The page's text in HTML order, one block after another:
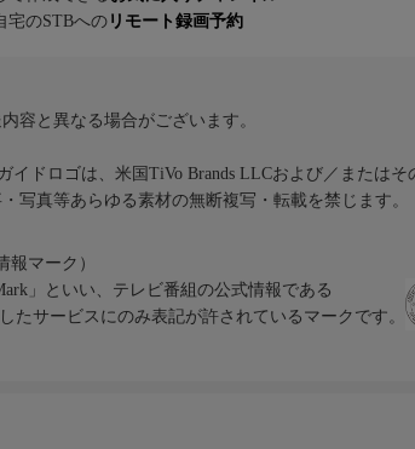
宅のSTBへのリモート録画予約
容と異なる場合がございます。
イドロゴは、米国TiVo Brands LLCおよび／または
写真等あらゆる素材の無断複写・転載を禁じます。
報マーク）
」といい、テレビ番組の公式情報である
たサービスにのみ表記が許されているマークです。